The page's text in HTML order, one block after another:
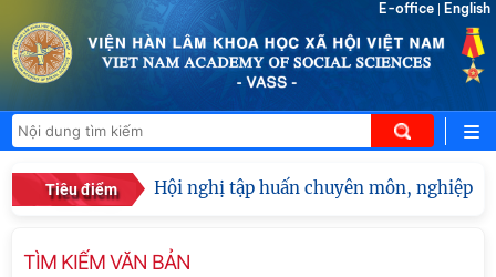
E-office English
Tiêu điểm Hội nghị tập huấn chuyên môn, nghiệp vụ
TÌM KIẾM VĂN BẢN